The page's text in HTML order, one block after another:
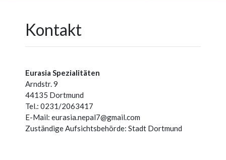
Kontakt
Eurasia Spezialitäten
Arndstr. 9
44135 Dortmund
Tel.: 0231/2063417
E-Mail: eurasia.nepal7@gmail.com
Zuständige Aufsichtsbehörde: Stadt Dortmund